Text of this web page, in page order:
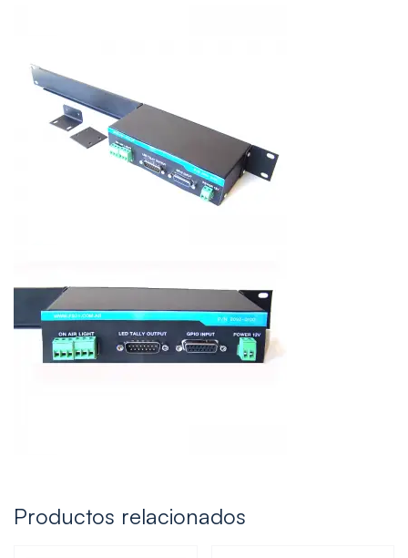
Productos relacionados